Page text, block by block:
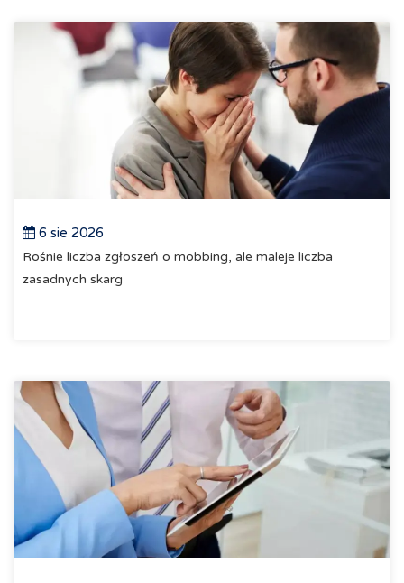
6 sie 2026
Rośnie liczba zgłoszeń o mobbing, ale maleje liczba
zasadnych skarg